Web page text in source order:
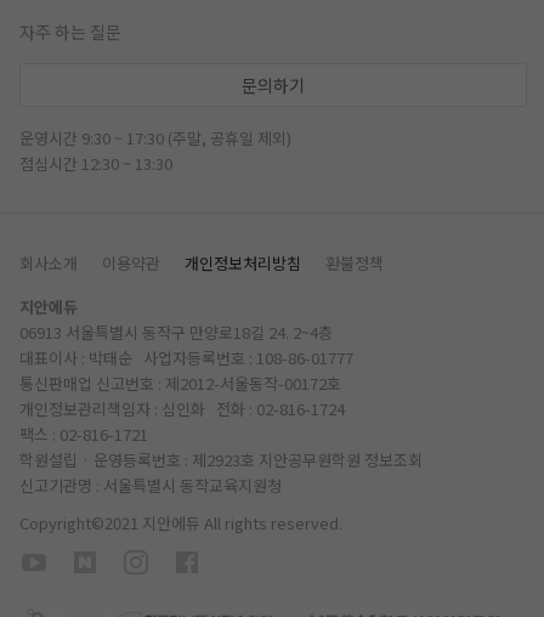
자주 하는 질문
문의하기
운영시간 9:30 ~ 17:30 (주말, 공휴일 제외)
점심시간 12:30 ~ 13:30
회사소개 이용약관 개인정보처리방침
환불정책
지안에듀
06913 서울특별시 동작구 만양로18길 24. 2~4층
대표이사 : 박태순 사업자등록번호 : 108-86-01777
통신판매업 신고번호 : 제2012-서울동작-00172호
개인정보관리책임자 : 심인화 전화 : 02-816-1724
팩스 : 02-816-1721
학원설립 · 운영등록번호 : 제2923호 지안공무원학원 정보조회
신고기관명 : 서울특별시 동작교육지원청
Copyright©2021 지안에듀 All rights reserved.